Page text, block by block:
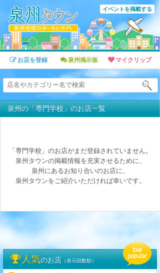
イベントを掲載する
お店を登録 泉州掲示板 マイクリップ
泉州の「専門学校」のお店一覧
「専門学校」のお店がまだ登録されていません。
泉州タウンの掲載情報を充実させるために、
泉州にあるお知り合いのお店に、
泉州タウンをご紹介いただければ幸いです。
人気のお店 （表示回数順）